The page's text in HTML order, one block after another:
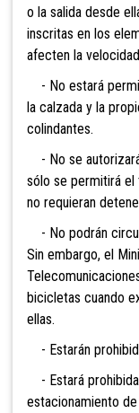
o la salida desde
inscritas en los
afecten la
- No estará
la calzada y la
colindantes.
- No se
sólo se permitirá
no requieran
- No podrán
Sin embargo, el
bicicletas cuando
ellas.
- Estarán
- Estará
estacionamiento